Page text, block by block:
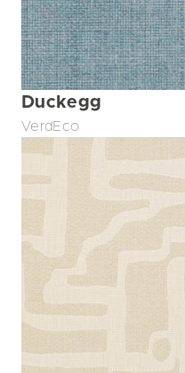
Duckegg
VerdEco